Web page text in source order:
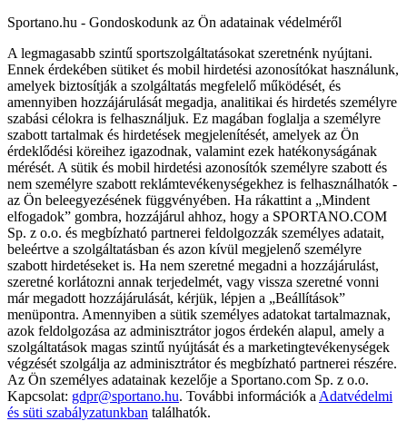
Sportano.hu - Gondoskodunk az Ön adatainak védelméről
A legmagasabb szintű sportszolgáltatásokat szeretnénk nyújtani.
Ennek érdekében sütiket és mobil hirdetési azonosítókat használunk,
amelyek biztosítják a szolgáltatás megfelelő működését, és
amennyiben hozzájárulását megadja, analitikai és hirdetés személyre
szabási célokra is felhasználjuk. Ez magában foglalja a személyre
szabott tartalmak és hirdetések megjelenítését, amelyek az Ön
érdeklődési köreihez igazodnak, valamint ezek hatékonyságának
mérését. A sütik és mobil hirdetési azonosítók személyre szabott és
nem személyre szabott reklámtevékenységekhez is felhasználhatók -
az Ön beleegyezésének függvényében. Ha rákattint a „Mindent
elfogadok” gombra, hozzájárul ahhoz, hogy a SPORTANO.COM
Sp. z o.o. és megbízható partnerei feldolgozzák személyes adatait,
beleértve a szolgáltatásban és azon kívül megjelenő személyre
szabott hirdetéseket is. Ha nem szeretné megadni a hozzájárulást,
szeretné korlátozni annak terjedelmét, vagy vissza szeretné vonni
már megadott hozzájárulását, kérjük, lépjen a „Beállítások”
menüpontra. Amennyiben a sütik személyes adatokat tartalmaznak,
azok feldolgozása az adminisztrátor jogos érdekén alapul, amely a
szolgáltatások magas szintű nyújtását és a marketingtevékenységek
végzését szolgálja az adminisztrátor és megbízható partnerei részére.
Az Ön személyes adatainak kezelője a Sportano.com Sp. z o.o.
Kapcsolat: gdpr@sportano.hu. További információk a Adatvédelmi
és süti szabályzatunkban találhatók.